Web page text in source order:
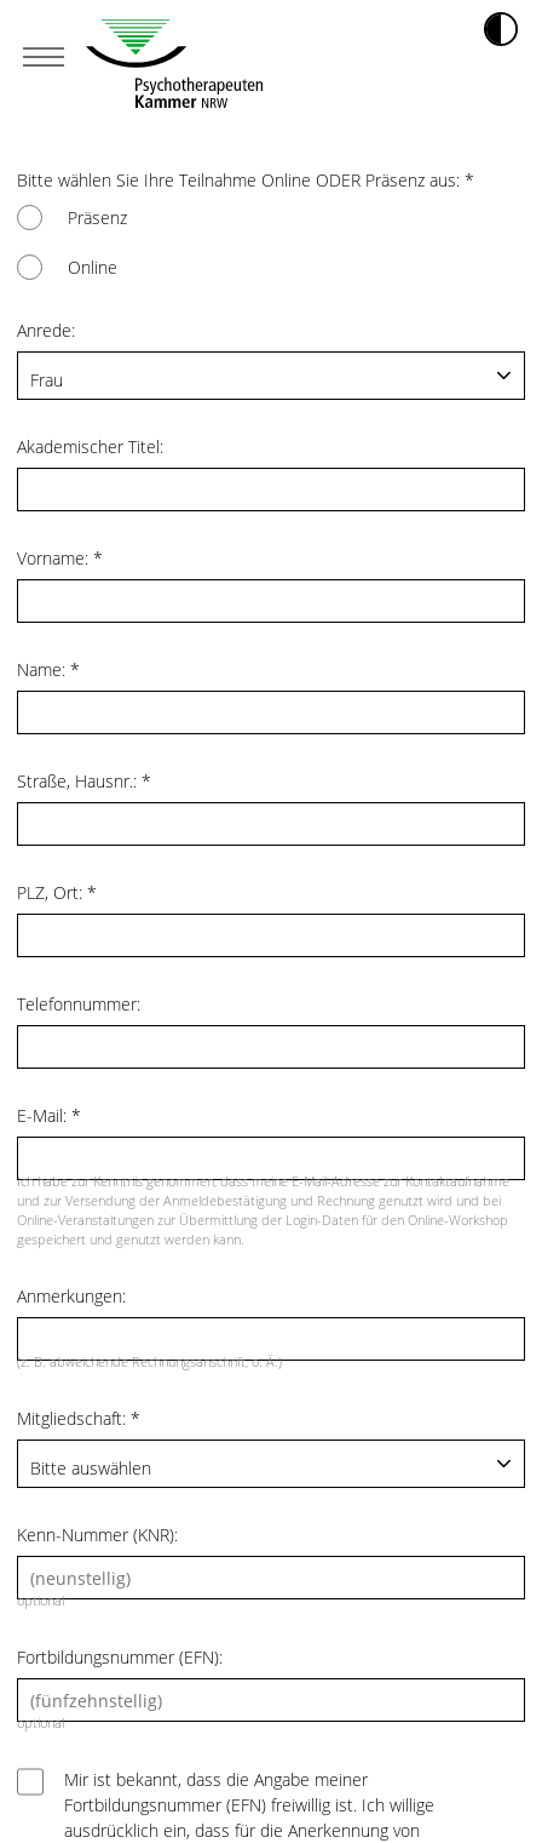
Bitte wählen Sie Ihre Teilnahme Online ODER Präsenz aus: *
Präsenz
Online
Anrede:
Akademischer Titel:
Vorname: *
Name: *
Straße, Hausnr.: *
PLZ, Ort: *
Telefonnummer:
E-Mail: *
Ich habe zur Kenntnis genommen, dass meine E-Mail-Adresse zur Kontaktaufnahme
und zur Versendung der Anmeldebestätigung und Rechnung genutzt wird und bei
Online-Veranstaltungen zur Übermittlung der Login-Daten für den Online-Workshop
gespeichert und genutzt werden kann.
Anmerkungen:
(z. B. abweichende Rechnungsanschrift, o. Ä.)
Mitgliedschaft: *
Kenn-Nummer (KNR):
optional
Fortbildungsnummer (EFN):
optional
Mir ist bekannt, dass die Angabe meiner
Fortbildungsnummer (EFN) freiwillig ist. Ich willige
ausdrücklich ein, dass für die Anerkennung von